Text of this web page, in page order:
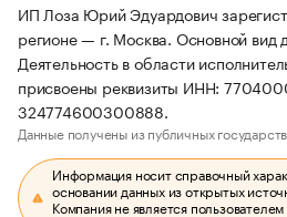
ИП Лоза Юрий Эдуардович
регионе — г. Москва. Основной вид
Деятельность в области
присвоены реквизиты ИНН:
324774600300888.
Данные получены из публичных
Информация носит справочный
основании данных из открытых
Компания не является